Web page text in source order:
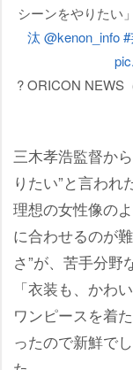
シーンをやりたい
汰 @kenon_info
? ORICON NEWS
三木孝浩監督か
りたい”と言われ
理想の女性像の
に合わせるのが
さ”が、苦手分野
「衣装も、か
ワンピースを着
ったので新鮮で